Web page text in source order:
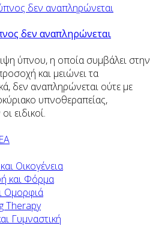
δεν αναπληρώνεται
ύπνου, η οποία συμβάλει στην
και μειώνει τα
δεν αναπληρώνεται ούτε με
υπνοθεραπείας,
ειδικοί.
Οικογένεια
και Φόρμα
Ομορφιά
Therapy
Γυμναστική